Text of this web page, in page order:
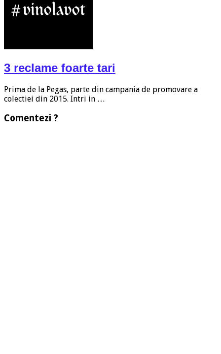
3 reclame foarte tari
Prima de la Pegas, parte din campania de promovare a
colectiei din 2015. Intri in …
Comentezi ?